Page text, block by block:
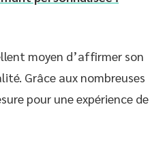
moyen d’affirmer son
Grâce aux nombreuses
pour une expérience de